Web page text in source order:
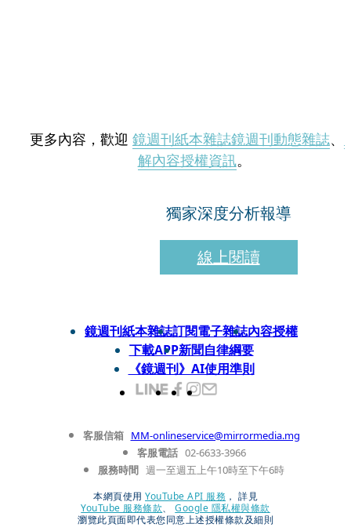
更多內容，歡迎 鏡週刊紙本雜誌鏡週刊動態雜誌、
解內容授權資訊。
獨家深度分析報導
線上閱讀
鏡週刊紙本雜誌訂閱電子雜誌內容授權
下載APP新聞自律綱要
《鏡週刊》AI使用準則
客服信箱 MM-onlineservice@mirrormedia.mg
客服電話 02-6633-3966
服務時間 週一至週五上午10時至下午6時
本網頁使用 YouTube API 服務 ， 詳見
YouTube 服務條款、
Google 隱私權與條款
瀏覽此頁面即代表您同意上述授權條款及細則